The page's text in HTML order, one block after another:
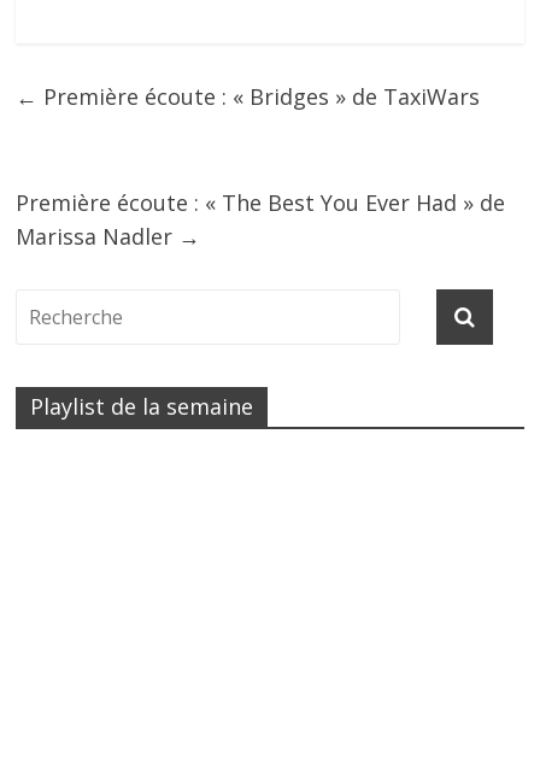
← Première écoute : « Bridges » de TaxiWars
Première écoute : « The Best You Ever Had » de
Marissa Nadler →
Playlist de la semaine